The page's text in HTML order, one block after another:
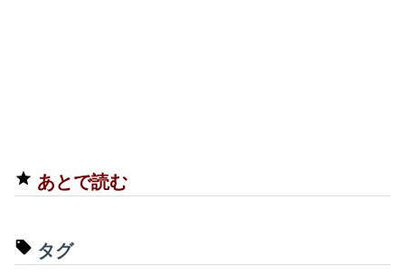
あとで読む
タグ